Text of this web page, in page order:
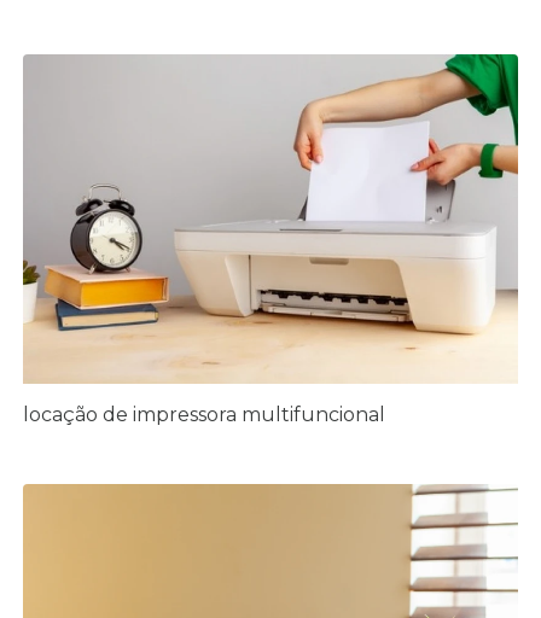
locação de impressora multifuncional